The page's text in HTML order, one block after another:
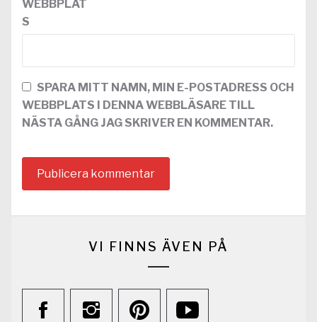
WEBBPLAT
S
SPARA MITT NAMN, MIN E-POSTADRESS OCH
WEBBPLATS I DENNA WEBBLÄSARE TILL
NÄSTA GÅNG JAG SKRIVER EN KOMMENTAR.
VI FINNS ÄVEN PÅ